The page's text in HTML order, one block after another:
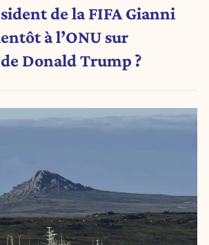
de la FIFA Gianni
à l’ONU sur
Donald Trump ?